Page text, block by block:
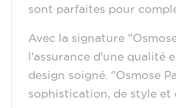
sont parfaites pour
Avec la signature
l'assurance d'une qualité
design soigné. "Osmose
sophistication, de style et